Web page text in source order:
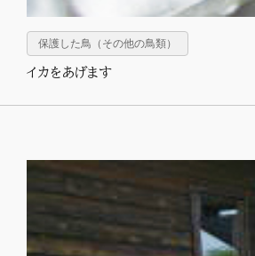
保護した鳥（その他の鳥類）
イカをあげます